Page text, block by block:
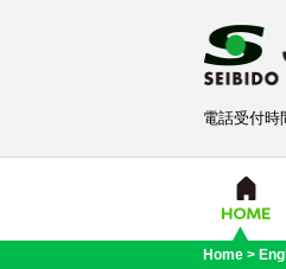
電話受付時
HOME
Home >